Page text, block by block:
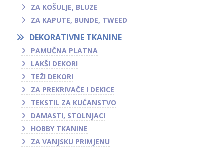
ZA KOŠULJE, BLUZE
ZA KAPUTE, BUNDE, TWEED
DEKORATIVNE TKANINE
PAMUČNA PLATNA
LAKŠI DEKORI
TEŽI DEKORI
ZA PREKRIVAČE I DEKICE
TEKSTIL ZA KUĆANSTVO
DAMASTI, STOLNJACI
HOBBY TKANINE
ZA VANJSKU PRIMJENU